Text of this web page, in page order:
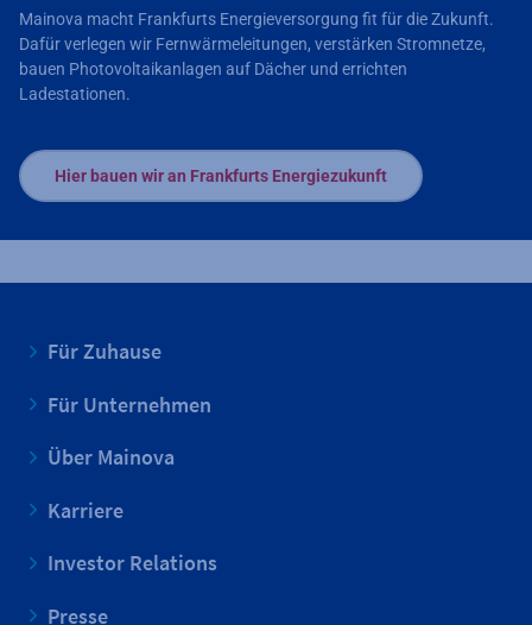
Mainova macht Frankfurts Energieversorgung fit für die Zukunft.
Dafür verlegen wir Fernwärmeleitungen, verstärken Stromnetze,
bauen Photovoltaikanlagen auf Dächer und errichten
Ladestationen.
Hier bauen wir an Frankfurts Energiezukunft
Für Zuhause
Für Unternehmen
Über Mainova
Karriere
Investor Relations
Presse